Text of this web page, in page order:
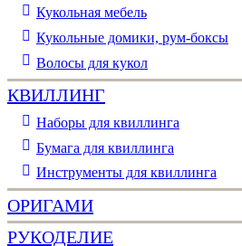
Кукольная мебель
Кукольные домики, рум-боксы
Волосы для кукол
КВИЛЛИНГ
Наборы для квиллинга
Бумага для квиллинга
Инструменты для квиллинга
ОРИГАМИ
РУКОДЕЛИЕ